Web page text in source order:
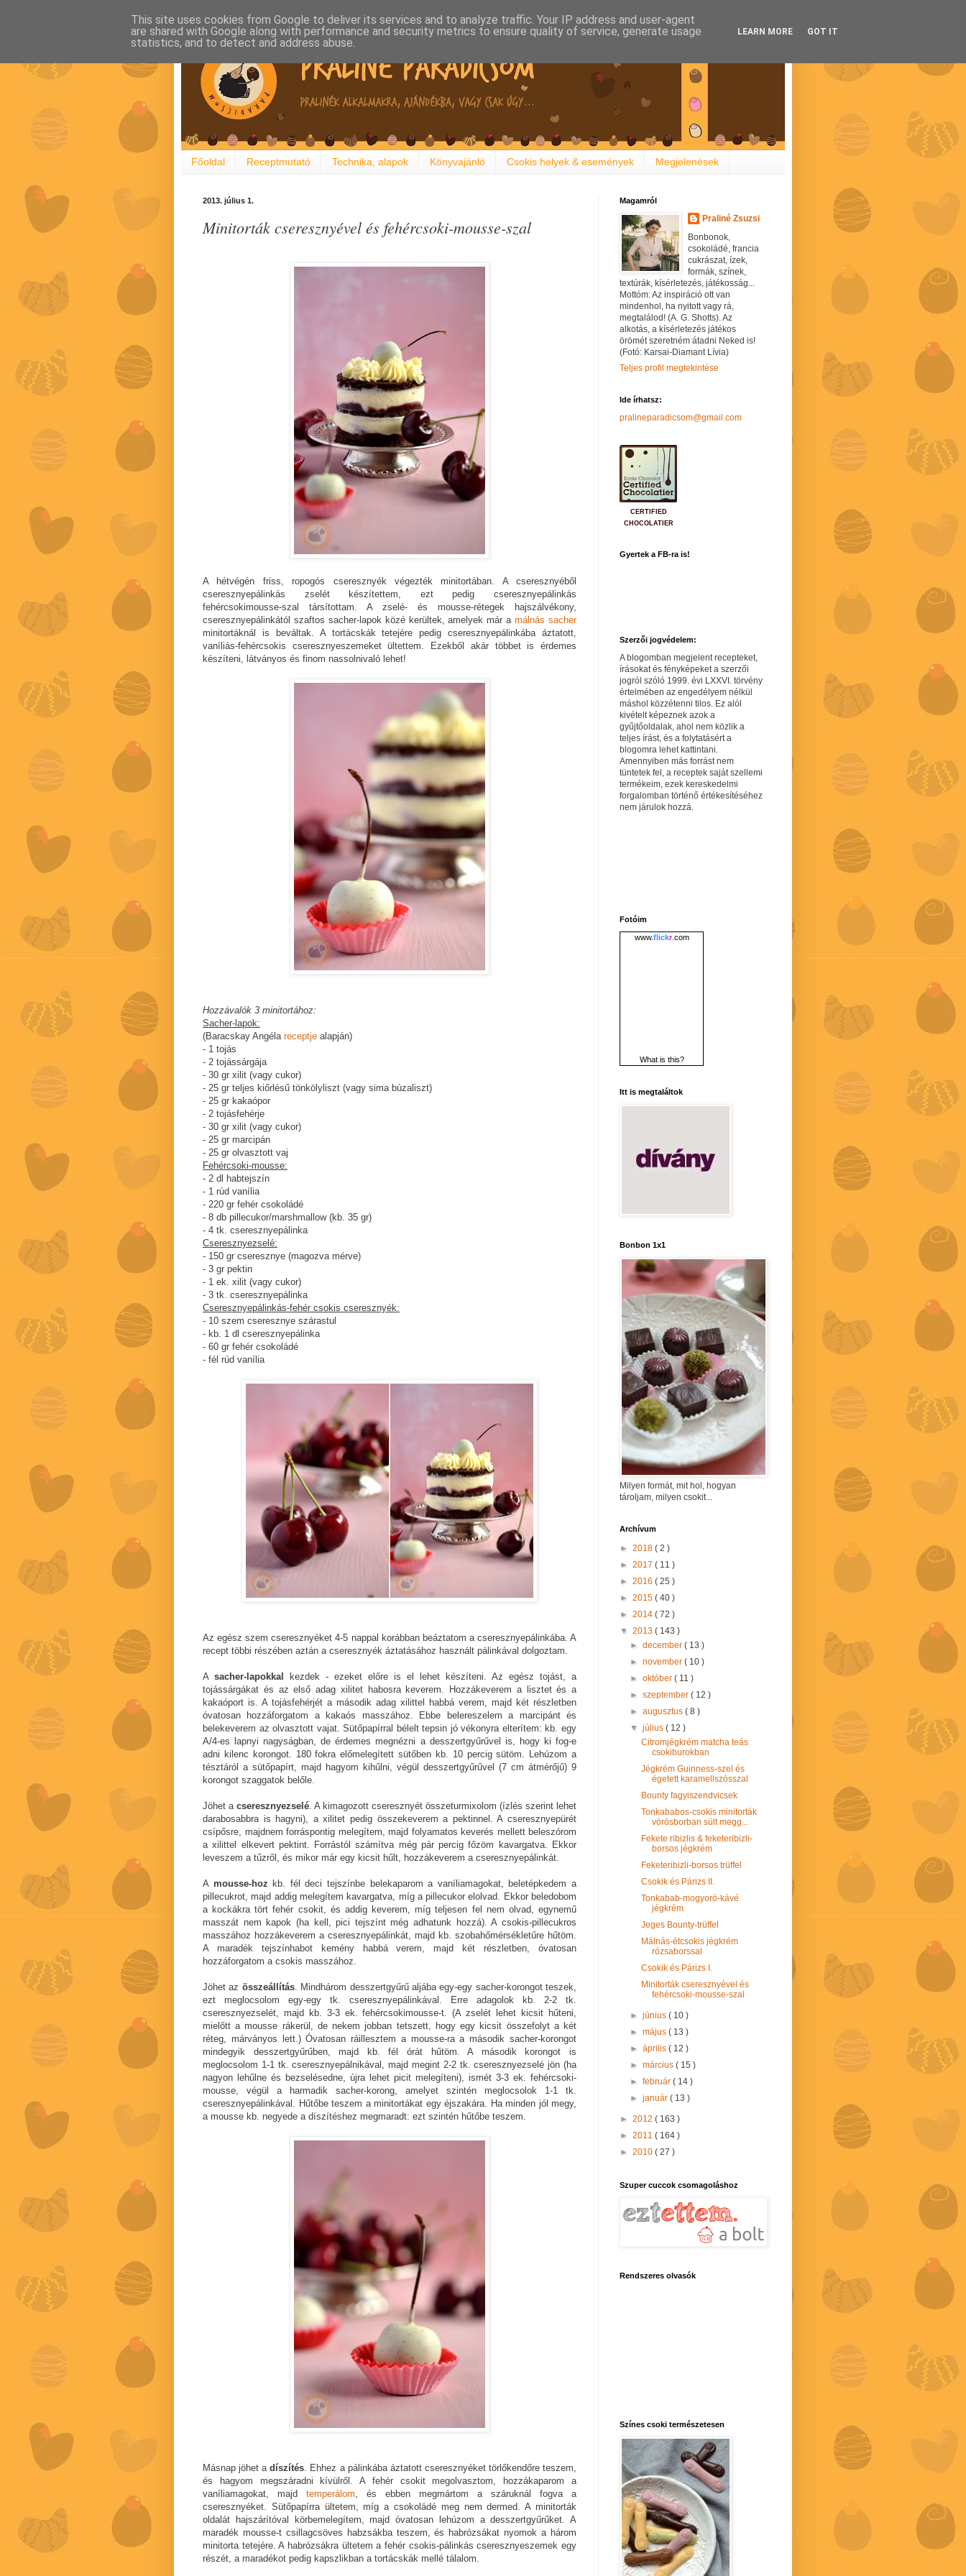
Főoldal Receptmutató Technika, alapok Könyvajánló Csokis helyek & események Megjelenések
2013. július 1.
Minitorták cseresznyével és fehércsoki-mousse-szal
A hétvégén friss, ropogós cseresznyék végezték minitortában. A cseresznyéből
cseresznyepálinkás zselét készítettem, ezt pedig cseresznyepálinkás
fehércsokimousse-szal társítottam. A zselé- és mousse-rétegek hajszálvékony,
cseresznyepálinkától szaftos sacher-lapok közé kerültek, amelyek már amálnás sacher
minitortáknál is beváltak. A tortácskák tetejére pedig cseresznyepálinkába áztatott,
vaníliás-fehércsokis cseresznyeszemeket ültettem. Ezekből akár többet is érdemes
készíteni, látványos és finom nassolnivaló lehet!
Hozzávalók 3 minitortához:
Sacher-lapok:
(Baracskay Angéla receptje alapján)
- 1 tojás
- 2 tojássárgája
- 30 gr xilit (vagy cukor)
- 25 gr teljes kiőrlésű tönkölyliszt (vagy sima búzaliszt)
- 25 gr kakaópor
- 2 tojásfehérje
- 30 gr xilit (vagy cukor)
- 25 gr marcipán
- 25 gr olvasztott vaj
Fehércsoki-mousse:
- 2 dl habtejszín
- 1 rúd vanília
- 220 gr fehér csokoládé
- 8 db pillecukor/marshmallow (kb. 35 gr)
- 4 tk. cseresznyepálinka
Cseresznyezselé:
- 150 gr cseresznye (magozva mérve)
- 3 gr pektin
- 1 ek. xilit (vagy cukor)
- 3 tk. cseresznyepálinka
Cseresznyepálinkás-fehér csokis cseresznyék:
- 10 szem cseresznye szárastul
- kb. 1 dl cseresznyepálinka
- 60 gr fehér csokoládé
- fél rúd vanília
Az egész szem cseresznyéket 4-5 nappal korábban beáztatom a cseresznyepálinkába. A
recept többi részében aztán a cseresznyék áztatásához használt pálinkával dolgoztam.
A sacher-lapokkal
kezdek - ezeket előre is el lehet készíteni. Az egész tojást, a
tojássárgákat és az első adag xilitet habosra keverem. Hozzákeverem a lisztet és a
kakaóport is. A tojásfehérjét a második adag xilittel habbá verem, majd két részletben
óvatosan hozzáforgatom a kakaós masszához. Ebbe belereszelem a marcipánt és
belekeverem az olvasztott vajat. Sütőpapírral bélelt tepsin jó vékonyra elterítem: kb. egy
A/4-es lapnyi nagyságban, de érdemes megnézni a desszertgyűrűvel is, hogy ki fog-e
adni kilenc korongot. 180 fokra előmelegített sütőben kb. 10 percig sütöm. Lehúzom a
tésztáról a sütőpapírt, majd hagyom kihűlni, végül desszertgyűrűvel (7 cm átmérőjű) 9
korongot szaggatok belőle.
Jöhet a cseresznyezselé. A kimagozott cseresznyét összeturmixolom (ízlés szerint lehet
darabosabbra is hagyni), a xilitet pedig összekeverem a pektinnel. A cseresznyepürét
csípősre, majdnem forráspontig melegítem, majd folyamatos keverés mellett beleszórom
a xilittel elkevert pektint. Forrástól számítva még pár percig főzöm kavargatva. Ekkor
leveszem a tűzről, és mikor már egy kicsit hűlt, hozzákeverem a cseresznyepálinkát.
A mousse-hoz kb. fél deci tejszínbe belekaparom a vaníliamagokat, beletépkedem a
pillecukrot, majd addig melegítem kavargatva, míg a pillecukor elolvad. Ekkor beledobom
a kockákra tört fehér csokit, és addig keverem, míg teljesen fel nem olvad, egynemű
masszát nem kapok (ha kell, pici tejszínt még adhatunk hozzá). A csokis-pillecukros
masszához hozzákeverem a cseresznyepálinkát, majd kb. szobahőmérsékletűre hűtöm.
A maradék tejszínhabot kemény habbá verem, majd két részletben, óvatosan
hozzáforgatom a csokis masszához.
Jöhet az összeállítás. Mindhárom desszertgyűrű aljába egy-egy sacher-korongot teszek,
ezt meglocsolom egy-egy tk. cseresznyepálinkával. Erre adagolok kb. 2-2 tk.
cseresznyezselét, majd kb. 3-3 ek. fehércsokimousse-t. (A zselét lehet kicsit hűteni,
mielőtt a mousse rákerül, de nekem jobban tetszett, hogy egy kicsit összefolyt a két
réteg, márványos lett.) Óvatosan ráillesztem a mousse-ra a második sacher-korongot
mindegyik desszertgyűrűben, majd kb. fél órát hűtöm. A második korongot is
meglocsolom 1-1 tk. cseresznyepálnikával, majd megint 2-2 tk. cseresznyezselé jön (ha
nagyon lehűlne és bezselésedne, újra lehet picit melegíteni), ismét 3-3 ek. fehércsoki-
mousse, végül a harmadik sacher-korong, amelyet szintén meglocsolok 1-1 tk.
cseresznyepálinkával. Hűtőbe teszem a minitortákat egy éjszakára. Ha minden jól megy,
a mousse kb. negyede a díszítéshez megmaradt: ezt szintén hűtőbe teszem.
Másnap jöhet adíszítés. Ehhez a pálinkába áztatott cseresznyéket törlőkendőre teszem,
és hagyom megszáradni kívülről. A fehér csokit megolvasztom, hozzákaparom a
vaníliamagokat, majd temperálom, és ebben megmártom a száruknál fogva a
cseresznyéket. Sütőpapírra ültetem, míg a csokoládé meg nem dermed. A minitorták
oldalát hajszárítóval körbemelegítem, majd óvatosan lehúzom a desszertgyűrűket. A
maradék mousse-t csillagcsöves habzsákba teszem, és habrózsákat nyomok a három
minitorta tetejére. A habrózsákra ültetem a fehér csokis-pálinkás cseresznyeszemek egy
részét, a maradékot pedig kapszlikban a tortácskák mellé tálalom.
Magamról
Praliné Zsuzsi
Bonbonok,
csokoládé, francia
cukrászat, ízek,
formák, színek,
textúrák, kísérletezés, játékosság...
Mottóm: Az inspiráció ott van
mindenhol, ha nyitott vagy rá,
megtalálod! (A. G. Shotts). Az
alkotás, a kísérletezés játékos
örömét szeretném átadni Neked is!
(Fotó: Karsai-Diamant Lívia)
Teljes profil megtekintése
Ide írhatsz:
pralineparadicsom@gmail.com
CERTIFIED
CHOCOLATIER
Gyertek a FB-ra is!
Szerzői jogvédelem:
A blogomban megjelent recepteket,
írásokat és fényképeket a szerzői
jogról szóló 1999. évi LXXVI. törvény
értelmében az engedélyem nélkül
máshol közzétenni tilos. Ez alól
kivételt képeznek azok a
gyűjtőoldalak, ahol nem közlik a
teljes írást, és a folytatásért a
blogomra lehet kattintani.
Amennyiben más forrást nem
tüntetek fel, a receptek saját szellemi
termékeim, ezek kereskedelmi
forgalomban történő értékesítéséhez
nem járulok hozzá.
Fotóim
www.flickr.com
What is this?
Itt is megtaláltok
Bonbon 1x1
Milyen formát, mit hol, hogyan
tároljam, milyen csokit...
Archívum
► 2018 ( 2 )
► 2017 ( 11 )
► 2016 ( 25 )
► 2015 ( 40 )
► 2014 ( 72 )
▼ 2013 ( 143 )
►december( 13 )
►november( 10 )
►október( 11 )
►szeptember( 12 )
►augusztus( 8 )
▼július( 12 )
Citromjégkrém matcha teás
csokiburokban
Jégkrém Guinness-szel és
égetett karamellszósszal
Bounty fagyiszendvicsek
Tonkababos-csokis minitorták
vörösborban sült megg...
Fekete ribizlis & feketeribizli-
borsos jégkrém
Feketeribizli-borsos trüffel
Csokik és Párizs II.
Tonkabab-mogyoró-kávé
jégkrém
Jeges Bounty-trüffel
Málnás-étcsokis jégkrém
rózsaborssal
Csokik és Párizs I.
Minitorták cseresznyével és
fehércsoki-mousse-szal
►június( 10 )
►május( 13 )
►április( 12 )
►március( 15 )
►február( 14 )
►január( 13 )
► 2012 ( 163 )
► 2011 ( 164 )
► 2010 ( 27 )
Szuper cuccok csomagoláshoz
Rendszeres olvasók
Színes csoki természetesen
This site uses cookies from Google to deliver its services and to analyze traffic. Your IP address and user-agent
are shared with Google along with performance and security metrics to ensure quality of service, generate usage
statistics, and to detect and address abuse.
LEARN MORE GOT IT